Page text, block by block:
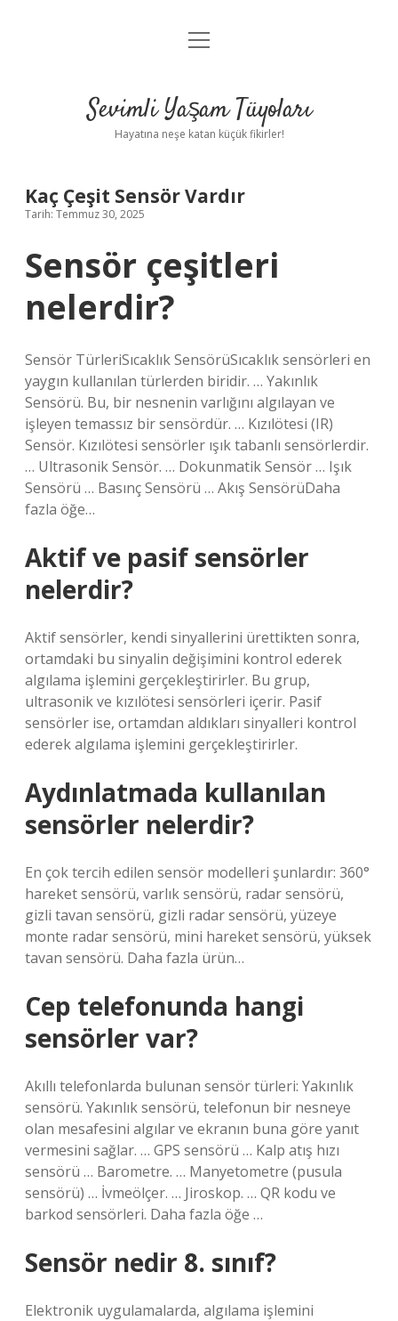
Anasayfa
Yasal Uyarı
menüyü
Sevimli Yaşam Tüyoları
Hayatına neşe katan küçük fikirler!
Kaç Çeşit Sensör Vardır
Tarih: Temmuz 30, 2025
Sensör çeşitleri
nelerdir?
Sensör TürleriSıcaklık SensörüSıcaklık sensörleri en
yaygın kullanılan türlerden biridir. … Yakınlık
Sensörü. Bu, bir nesnenin varlığını algılayan ve
işleyen temassız bir sensördür. … Kızılötesi (IR)
Sensör. Kızılötesi sensörler ışık tabanlı sensörlerdir.
… Ultrasonik Sensör. … Dokunmatik Sensör … Işık
Sensörü … Basınç Sensörü … Akış SensörüDaha
fazla öğe…
Aktif ve pasif sensörler
nelerdir?
Aktif sensörler, kendi sinyallerini ürettikten sonra,
ortamdaki bu sinyalin değişimini kontrol ederek
algılama işlemini gerçekleştirirler. Bu grup,
ultrasonik ve kızılötesi sensörleri içerir. Pasif
sensörler ise, ortamdan aldıkları sinyalleri kontrol
ederek algılama işlemini gerçekleştirirler.
Aydınlatmada kullanılan
sensörler nelerdir?
En çok tercih edilen sensör modelleri şunlardır: 360°
hareket sensörü, varlık sensörü, radar sensörü,
gizli tavan sensörü, gizli radar sensörü, yüzeye
monte radar sensörü, mini hareket sensörü, yüksek
tavan sensörü. Daha fazla ürün…
Cep telefonunda hangi
sensörler var?
Akıllı telefonlarda bulunan sensör türleri: Yakınlık
sensörü. Yakınlık sensörü, telefonun bir nesneye
olan mesafesini algılar ve ekranın buna göre yanıt
vermesini sağlar. … GPS sensörü … Kalp atış hızı
sensörü … Barometre. … Manyetometre (pusula
sensörü) … İvmeölçer. … Jiroskop. … QR kodu ve
barkod sensörleri. Daha fazla öğe …
Sensör nedir 8. sınıf?
Elektronik uygulamalarda, algılama işlemini